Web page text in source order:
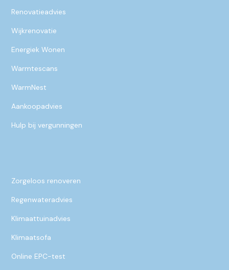
Renovatieadvies
Wijkrenovatie
Energiek Wonen
Warmtescans
WarmNest
Aankoopadvies
Hulp bij vergunningen
Zorgeloos renoveren
Regenwateradvies
Klimaattuinadvies
Klimaatsofa
Online EPC-test